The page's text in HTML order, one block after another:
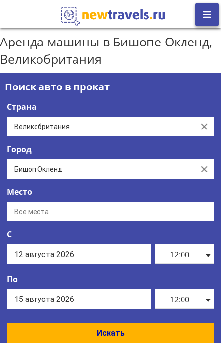
Аренда машины в Бишопе Окленд,
Великобритания
Поиск авто в прокат
Страна
Clear
Город
Clear
Место
С
12:00
По
12:00
Искать